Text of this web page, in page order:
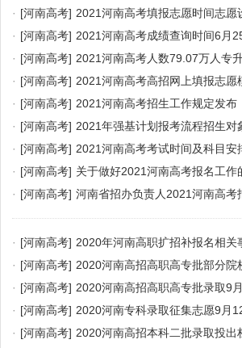
· [河南高考] 2021河南高考填报志愿时间志愿
· [河南高考] 2021河南高考成绩查询时间6月
· [河南高考] 2021河南高考人数79.07万人专
· [河南高考] 2021河南高考高招网上填报志愿
· [河南高考] 2021河南高考招生工作规定发布
· [河南高考] 2021年强基计划报考流程招生对
· [河南高考] 2021河南高考考试时间及科目安
· [河南高考] 关于做好2021河南高考报名工作
· [河南高考] 河南省招办负责人2021河南高考
· [河南高考] 2020年河南高职扩招补报名相关
· [河南高考] 2020河南高招高职高专批部分院
· [河南高考] 2020河南高招高职高专批录取9
· [河南高考] 2020河南专科录取征集志愿9月
· [河南高考] 2020河南高招本科二批录取投出